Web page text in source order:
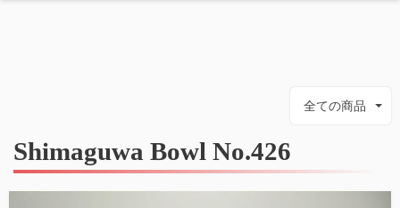
全ての商品
Shimaguwa Bowl No.426